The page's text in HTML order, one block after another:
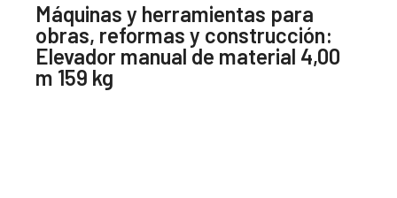
Máquinas y herramientas para
obras, reformas y construcción:
Elevador manual de material 4,00
m 159 kg